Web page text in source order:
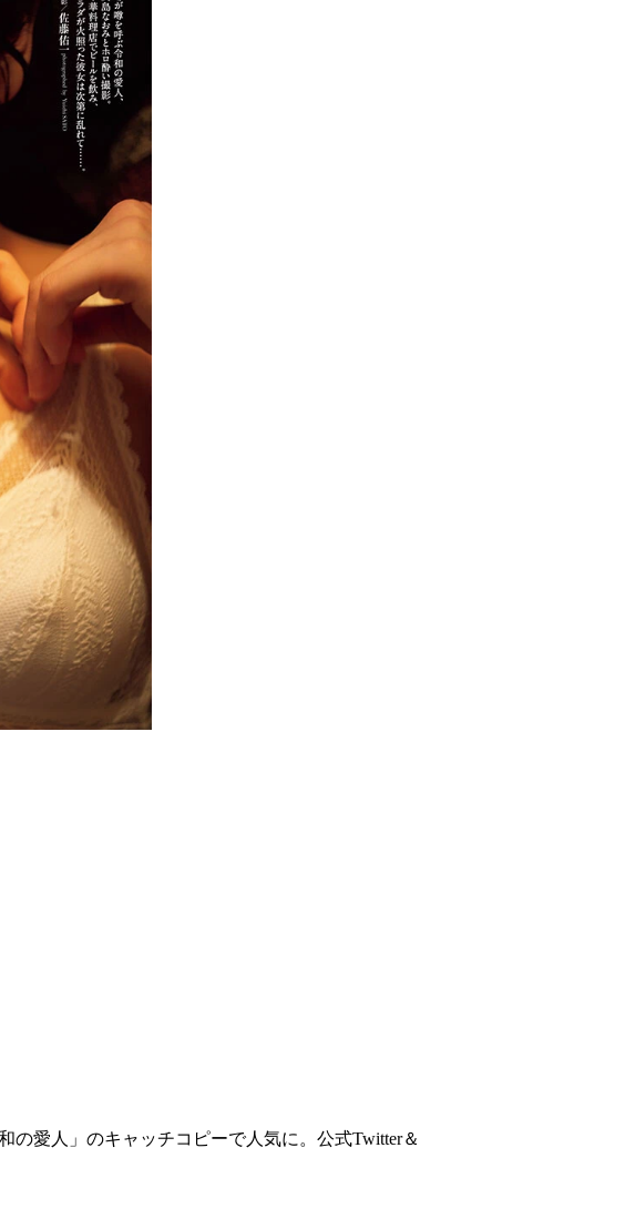
愛人」のキャッチコピーで人気に。公式Twitter＆